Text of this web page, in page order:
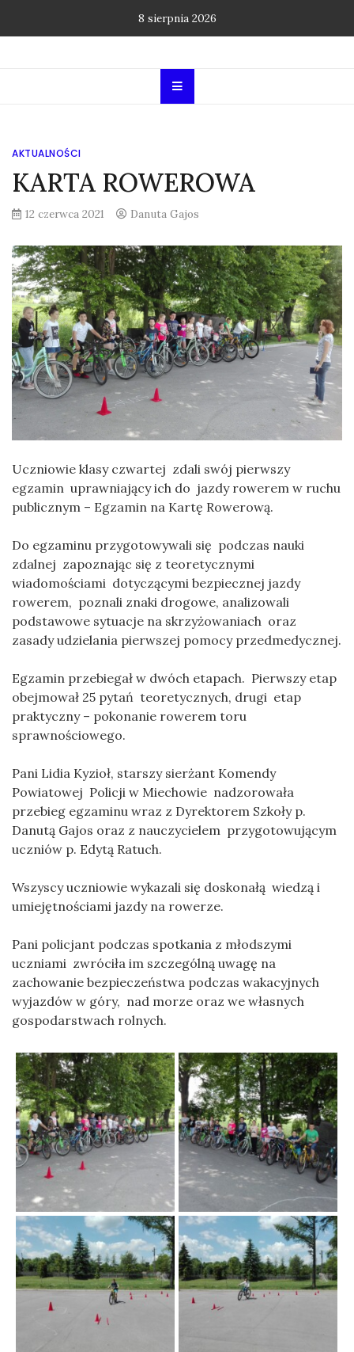
8 sierpnia 2026
AKTUALNOŚCI
KARTA ROWEROWA
12 czerwca 2021 Danuta Gajos
Uczniowie klasy czwartej zdali swój pierwszy
egzamin uprawniający ich do jazdy rowerem w ruchu
publicznym – Egzamin na Kartę Rowerową.
Do egzaminu przygotowywali się podczas nauki
zdalnej zapoznając się z teoretycznymi
wiadomościami dotyczącymi bezpiecznej jazdy
rowerem, poznali znaki drogowe, analizowali
podstawowe sytuacje na skrzyżowaniach oraz
zasady udzielania pierwszej pomocy przedmedycznej.
Egzamin przebiegał w dwóch etapach. Pierwszy etap
obejmował 25 pytań teoretycznych, drugi etap
praktyczny – pokonanie rowerem toru
sprawnościowego.
Pani Lidia Kyzioł, starszy sierżant Komendy
Powiatowej Policji w Miechowie nadzorowała
przebieg egzaminu wraz z Dyrektorem Szkoły p.
Danutą Gajos oraz z nauczycielem przygotowującym
uczniów p. Edytą Ratuch.
Wszyscy uczniowie wykazali się doskonałą wiedzą i
umiejętnościami jazdy na rowerze.
Pani policjant podczas spotkania z młodszymi
uczniami zwróciła im szczególną uwagę na
zachowanie bezpieczeństwa podczas wakacyjnych
wyjazdów w góry, nad morze oraz we własnych
gospodarstwach rolnych.